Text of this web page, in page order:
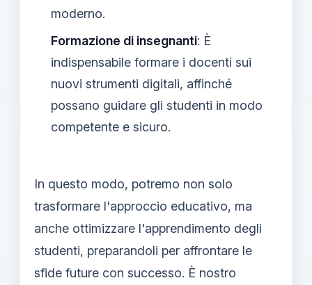
moderno.
Formazione di insegnanti: È
indispensabile formare i docenti sui
nuovi strumenti digitali, affinché
possano guidare gli studenti in modo
competente e sicuro.
In questo modo, potremo non solo
trasformare l'approccio educativo, ma
anche ottimizzare l'apprendimento degli
studenti, preparandoli per affrontare le
sfide future con successo. È nostro